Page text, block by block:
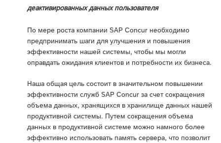
деактивированных данных пользователя
По мере роста компании SAP Concur необходимо
предпринимать шаги для улучшения и повышения
эффективности нашей системы, чтобы мы могли
оправдать ожидания клиентов и потребности их бизнеса.
Наша общая цель состоит в значительном повышении
эффективности служб SAP Concur за счет сокращения
объема данных, хранящихся в хранилище данных нашей
продуктивной системы. Путем сокращения объема
данных в продуктивной системе можно намного более
эффективно использовать память сервера, что позволит